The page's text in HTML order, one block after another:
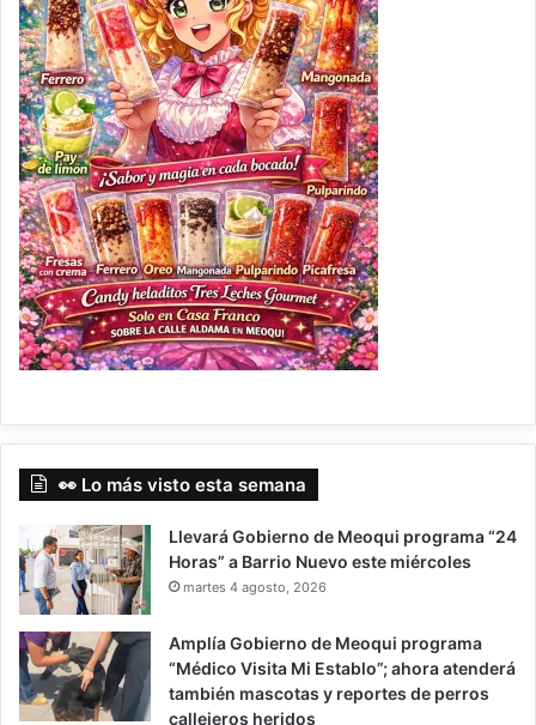
👀 Lo más visto esta semana
Llevará Gobierno de Meoqui programa “24
Horas” a Barrio Nuevo este miércoles
martes 4 agosto, 2026
Amplía Gobierno de Meoqui programa
“Médico Visita Mi Establo”; ahora atenderá
también mascotas y reportes de perros
callejeros heridos